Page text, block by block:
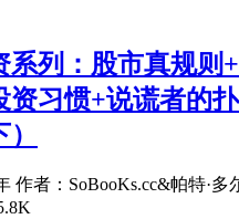
系列：股市真规则
资习惯+说谎者的
作者：SoBooKs.cc&帕特·多